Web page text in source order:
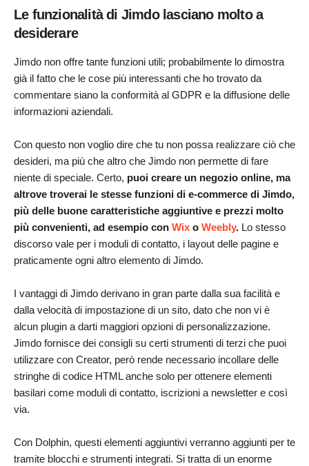
Le funzionalità di Jimdo lasciano molto a
desiderare
Jimdo non offre tante funzioni utili; probabilmente lo dimostra
già il fatto che le cose più interessanti che ho trovato da
commentare siano la conformità al GDPR e la diffusione delle
informazioni aziendali.
Con questo non voglio dire che tu non possa realizzare ciò che
desideri, ma più che altro che Jimdo non permette di fare
niente di speciale. Certo, puoi creare un negozio online, ma
altrove troverai le stesse funzioni di e-commerce di Jimdo,
più delle buone caratteristiche aggiuntive e prezzi molto
più convenienti, ad esempio con Wix o Weebly. Lo stesso
discorso vale per i moduli di contatto, i layout delle pagine e
praticamente ogni altro elemento di Jimdo.
I vantaggi di Jimdo derivano in gran parte dalla sua facilità e
dalla velocità di impostazione di un sito, dato che non vi è
alcun plugin a darti maggiori opzioni di personalizzazione.
Jimdo fornisce dei consigli su certi strumenti di terzi che puoi
utilizzare con Creator, però rende necessario incollare delle
stringhe di codice HTML anche solo per ottenere elementi
basilari come moduli di contatto, iscrizioni a newsletter e così
via.
Con Dolphin, questi elementi aggiuntivi verranno aggiunti per te
tramite blocchi e strumenti integrati. Si tratta di un enorme